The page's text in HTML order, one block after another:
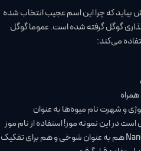
که چرا این اسم عجیب انتخاب شده
گوگل گرفته شده است. عموما گوگل
می‌کند:
و شهرت نام میوه‌ها به عنوان
در این نمونه موز! استفاده از نام موز
برای معرفی هوش مصنوعی Nano Banana هم به عنوان شوخی و هم برای تفکیک